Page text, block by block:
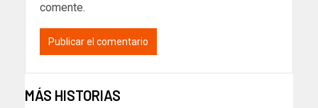
comente.
MÁS HISTORIAS